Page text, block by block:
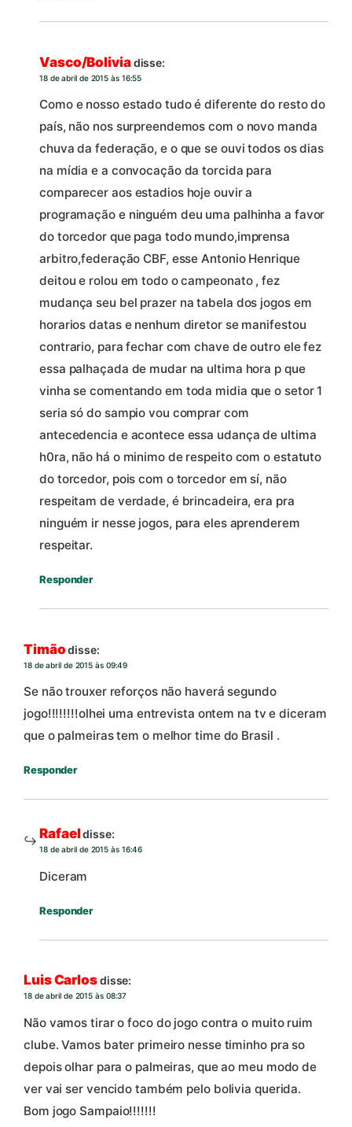
Vasco/Boliviadisse:
18 de abril de 2015 às 16:55
Como e nosso estado tudo é diferente do resto do
país, não nos surpreendemos com o novo manda
chuva da federação, e o que se ouvi todos os dias
na mídia e a convocação da torcida para
comparecer aos estadios hoje ouvir a
programação e ninguém deu uma palhinha a favor
do torcedor que paga todo mundo,imprensa
arbitro,federação CBF, esse Antonio Henrique
deitou e rolou em todo o campeonato , fez
mudança seu bel prazer na tabela dos jogos em
horarios datas e nenhum diretor se manifestou
contrario, para fechar com chave de outro ele fez
essa palhaçada de mudar na ultima hora p que
vinha se comentando em toda midia que o setor 1
seria só do sampio vou comprar com
antecedencia e acontece essa udança de ultima
h0ra, não há o minimo de respeito com o estatuto
do torcedor, pois com o torcedor em sí, não
respeitam de verdade, é brincadeira, era pra
ninguém ir nesse jogos, para eles aprenderem
respeitar.
Responder
Timão disse:
18 de abril de 2015 às 09:49
Se não trouxer reforços não haverá segundo
jogo!!!!!!!!olhei uma entrevista ontem na tv e diceram
que o palmeiras tem o melhor time do Brasil .
Responder
Rafaeldisse:
18 de abril de 2015 às 16:46
Diceram
Responder
Luis Carlosdisse:
18 de abril de 2015 às 08:37
Não vamos tirar o foco do jogo contra o muito ruim
clube. Vamos bater primeiro nesse timinho pra so
depois olhar para o palmeiras, que ao meu modo de
ver vai ser vencido também pelo bolivia querida.
Bom jogo Sampaio!!!!!!!